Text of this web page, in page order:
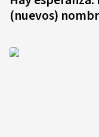
(nuevos)